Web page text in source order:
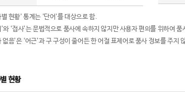
현황' 통계는 '단어'를 대상으로 함.
와 ‘접사’는 문법적으로 품사에 속하지 않지만 사용자 편의를 위하여
없음’은 ‘어근’과 구 구성이 줄어든 한 어절 표제어로 품사 정보를 주지
현황